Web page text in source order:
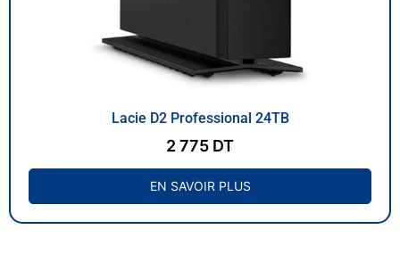
Lacie D2 Professional 24TB
2 775 DT
EN SAVOIR PLUS